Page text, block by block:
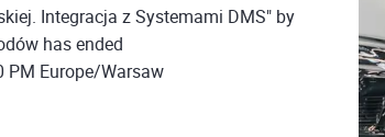
Integracja z Systemami DMS" by
has ended
PM Europe/Warsaw